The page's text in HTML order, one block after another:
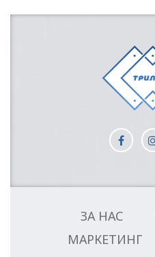
ЗА НАС
МАРКЕТИНГ